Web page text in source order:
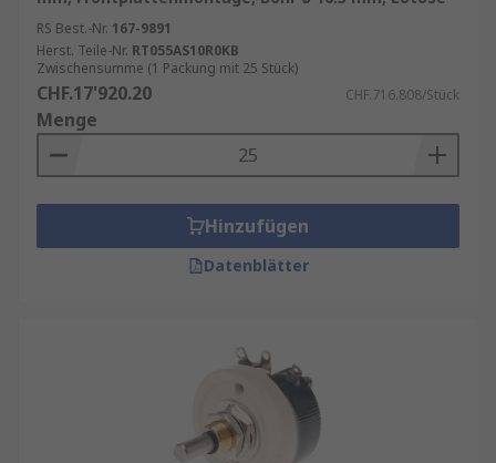
RS Best.-Nr. 167-9891
Herst. Teile-Nr. RT055AS10R0KB
Zwischensumme (1 Packung mit 25 Stück)
CHF.17'920.20 CHF.716.808/Stück
Menge
Hinzufügen
Datenblätter